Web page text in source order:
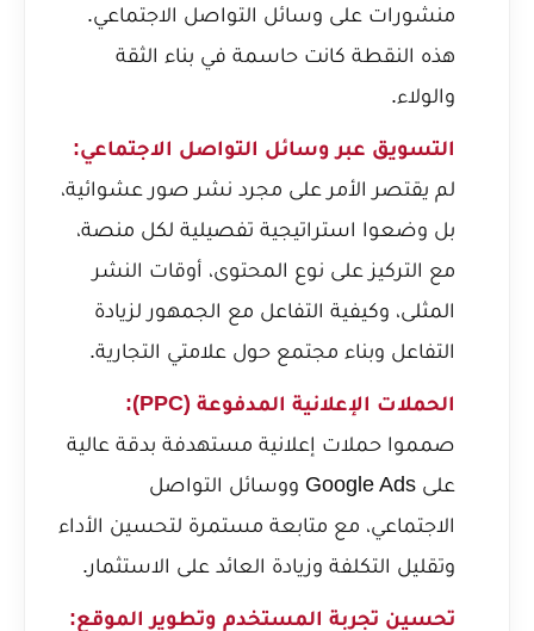
منشورات على وسائل التواصل الاجتماعي.
هذه النقطة كانت حاسمة في بناء الثقة
والولاء.
التسويق عبر وسائل التواصل الاجتماعي:
لم يقتصر الأمر على مجرد نشر صور عشوائية،
بل وضعوا استراتيجية تفصيلية لكل منصة،
مع التركيز على نوع المحتوى، أوقات النشر
المثلى، وكيفية التفاعل مع الجمهور لزيادة
التفاعل وبناء مجتمع حول علامتي التجارية.
الحملات الإعلانية المدفوعة (PPC):
صمموا حملات إعلانية مستهدفة بدقة عالية
على Google Ads ووسائل التواصل
الاجتماعي، مع متابعة مستمرة لتحسين الأداء
وتقليل التكلفة وزيادة العائد على الاستثمار.
تحسين تجربة المستخدم وتطوير الموقع: